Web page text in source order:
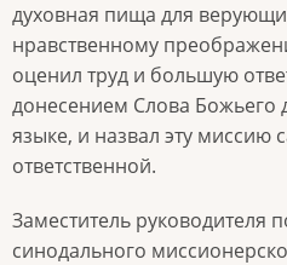
духовная пища для
нравственному
оценил труд и большую
донесением Слова
языке, и назвал эту миссию
ответственной.
Заместитель руководителя
синодального